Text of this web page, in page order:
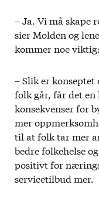
– Ja. Vi må skape
sier Molden og
kommer noe viktig:
– Slik er
folk går, får det en
konsekvenser for
mer
til at folk tar mer
bedre folkehelse
positivt for
servicetilbud mer.